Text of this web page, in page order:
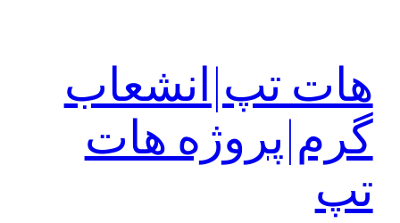
هات تپ|انشعاب
گرم|پروژه هات
تپ